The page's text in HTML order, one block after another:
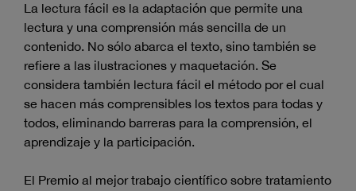
La lectura fácil es la adaptación que permite una
lectura y una comprensión más sencilla de un
contenido. No sólo abarca el texto, sino también se
refiere a las ilustraciones y maquetación. Se
considera también lectura fácil el método por el cual
se hacen más comprensibles los textos para todas y
todos, eliminando barreras para la comprensión, el
aprendizaje y la participación.
El Premio al mejor trabajo científico sobre tratamiento